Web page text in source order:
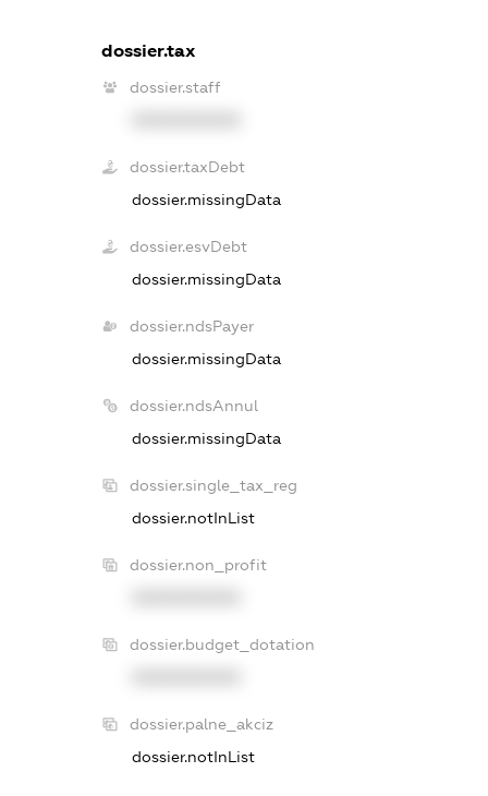
dossier.tax
dossier.staff
dossier.taxDebt
dossier.missingData
dossier.esvDebt
dossier.missingData
dossier.ndsPayer
dossier.missingData
dossier.ndsAnnul
dossier.missingData
dossier.single_tax_reg
dossier.notInList
dossier.non_profit
dossier.budget_dotation
dossier.palne_akciz
dossier.notInList